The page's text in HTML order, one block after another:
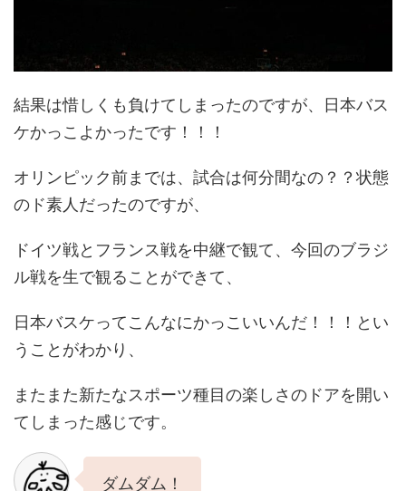
結果は惜しくも負けてしまったのですが、日本バス
ケかっこよかったです！！！
オリンピック前までは、試合は何分間なの？？状態
のド素人だったのですが、
ドイツ戦とフランス戦を中継で観て、今回のブラジ
ル戦を生で観ることができて、
日本バスケってこんなにかっこいいんだ！！！とい
うことがわかり、
またまた新たなスポーツ種目の楽しさのドアを開い
てしまった感じです。
ダムダム！